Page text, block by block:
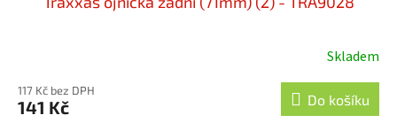
Skladem
117 Kč bez DPH
141 Kč Do košíku